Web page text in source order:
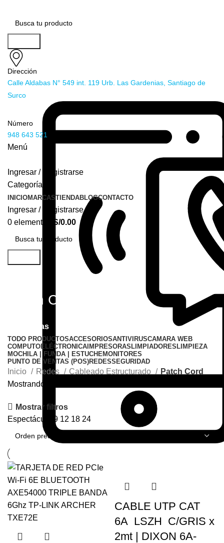
Dirección
Calle Aldabas N° 549 int. 119 Urb. Las Gardenias, Santiago de
Surco
Número
948 643 521
Menú
Ingresar / Registrarse
Categorías
INICIOMARCASTIENDABLOGCONTACTO
Ingresar / Registrarse
0 elementos S/0.00
Patch Cord
Categorías
TODO PRODUCTOSACCESORIOSANTIVIRUSCAMARA WEB
COMPUTOELÉCTRONICA IMPRESORAS LIMPIADORES LIMPIEZA
MOCHILA | FUNDA | ESTUCHEMONITORES
PUNTO DE VENTAS (POS)REDESSEGURIDAD
Inicio Redes Cableado Estructurado
Patch Cord
Mostrando 1–12 de 25 resultados
Mostrar filtros
Espectáculo
9 12 18 24
CABLE UTP CAT
6A LSZH C/GRIS x
2mt | DIXON 6A-